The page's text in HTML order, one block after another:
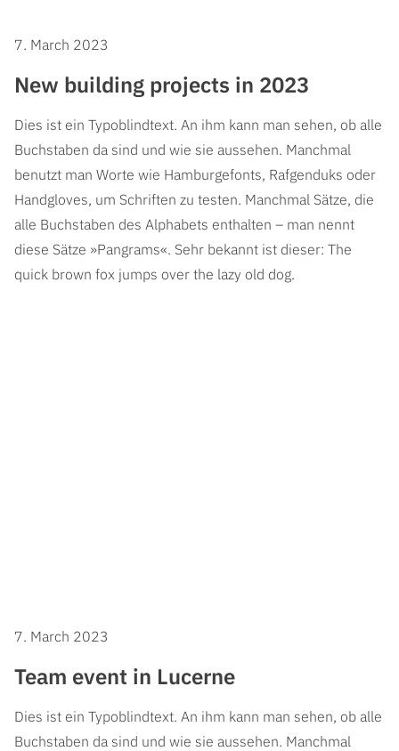
7. March 2023
New building projects in 2023
Dies ist ein Typoblindtext. An ihm kann man sehen, ob alle
Buchstaben da sind und wie sie aussehen. Manchmal
benutzt man Worte wie Hamburgefonts, Rafgenduks oder
Handgloves, um Schriften zu testen. Manchmal Sätze, die
alle Buchstaben des Alphabets enthalten – man nennt
diese Sätze »Pangrams«. Sehr bekannt ist dieser: The
quick brown fox jumps over the lazy old dog.
7. March 2023
Team event in Lucerne
Dies ist ein Typoblindtext. An ihm kann man sehen, ob alle
Buchstaben da sind und wie sie aussehen. Manchmal